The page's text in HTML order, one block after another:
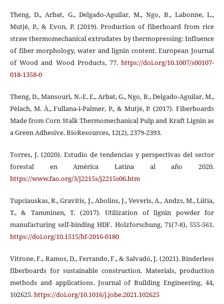
Theng, D., Arbat, G., Delgado-Aguilar, M., Ngo, B., Labonne, L.,
Mutjé, P., & Evon, P. (2019). Production of fiberboard from rice
straw thermomechanical extrudates by thermopressing: Influence
of fiber morphology, water and lignin content. European Journal
of Wood and Wood Products, 77.https://doi.org/10.1007/s00107-
018-1358-0
Theng, D., Mansouri, N.-E. E., Arbat, G., Ngo, B., Delgado-Aguilar, M.,
Pèlach, M. À., Fullana-i-Palmer, P., & Mutjé, P. (2017). Fiberboards
Made from Corn Stalk Thermomechanical Pulp and Kraft Lignin as
a Green Adhesive. BioResources, 12(2), 2379-2393.
Torres, J. (2020). Estudio de tendencias y perspectivas del sector
forestal en América Latina al año 2020.
https://www.fao.org/3/j2215s/j2215s06.htm
Tupciauskas, R., Gravitis, J., Abolins, J., Veveris, A., Andzs, M., Liitia,
T., & Tamminen, T. (2017). Utilization of lignin powder for
manufacturing self-binding HDF. Holzforschung, 71(7-8), 555-561.
https://doi.org/10.1515/hf-2016-0180
Vitrone, F., Ramos, D., Ferrando, F., & Salvadó, J. (2021). Binderless
fiberboards for sustainable construction. Materials, production
methods and applications. Journal of Building Engineering, 44,
102625.https://doi.org/10.1016/j.jobe.2021.102625